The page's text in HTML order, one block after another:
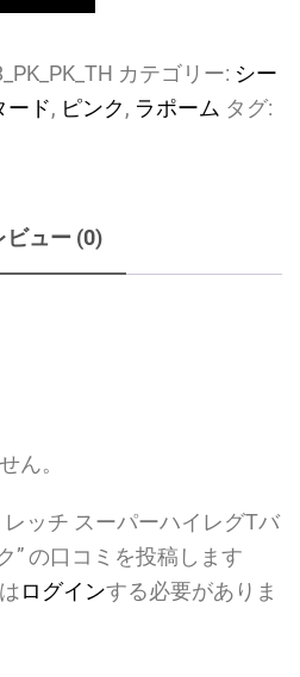
カテゴリー: シー
ード, ピンク, ラポーム タグ:
ビュー (0)
ん。
レッチ スーパーハイレグTバ
” の口コミを投稿します
ログインする必要がありま